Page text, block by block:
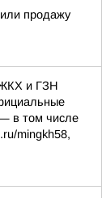
продажу
и ГЗН
в том числе
mingkh58,